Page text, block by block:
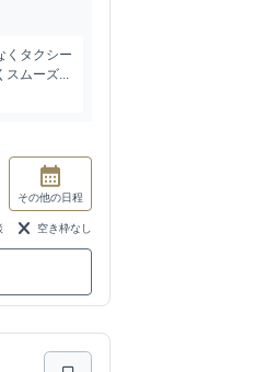
くタクシー
スムーズ...
その他の日程
空き枠なし